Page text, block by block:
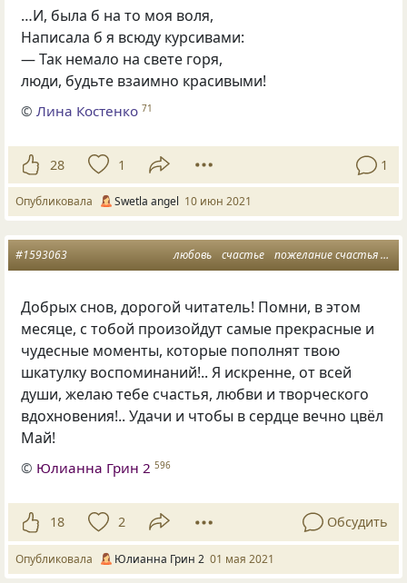
…И, была б на то моя воля,
Написала б я всюду курсивами:
— Так немало на свете горя,
люди, будьте взаимно красивыми!
©Лина Костенко 71
28 1 1
Опубликовала Swetla angel 10 июн 2021
любовь счастье пожелание счастья май
#1593063
Добрых снов, дорогой читатель! Помни, в этом
месяце, с тобой произойдут самые прекрасные и
чудесные моменты, которые пополнят твою
шкатулку воспоминаний!.. Я искренне, от всей
души, желаю тебе счастья, любви и творческого
вдохновения!.. Удачи и чтобы в сердце вечно цвёл
Май!
© Юлианна Грин 2 596
18 2 Обсудить
Опубликовала Юлианна Грин 2 01 мая 2021